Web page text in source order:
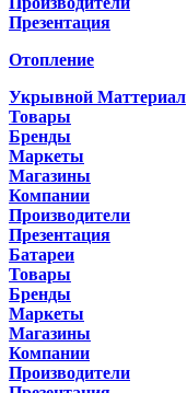
Презентация
Отопление
Укрывной Маттериал
Товары
Бренды
Маркеты
Магазины
Компании
Производители
Презентация
Батареи
Товары
Бренды
Маркеты
Магазины
Компании
Производители